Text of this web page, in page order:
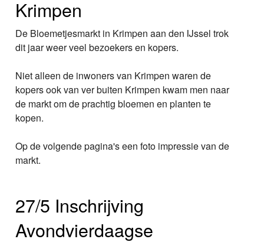
Krimpen
De Bloemetjesmarkt in Krimpen aan den IJssel trok
dit jaar weer veel bezoekers en kopers.
Niet alleen de inwoners van Krimpen waren de
kopers ook van ver buiten Krimpen kwam men naar
de markt om de prachtig bloemen en planten te
kopen.
Op de volgende pagina's een foto impressie van de
markt.
27/5 Inschrijving
Avondvierdaagse